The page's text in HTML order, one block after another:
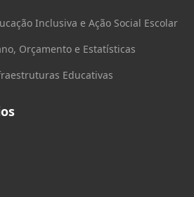
Inclusiva e Ação Social Escolar
Orçamento e Estatísticas
Educativas